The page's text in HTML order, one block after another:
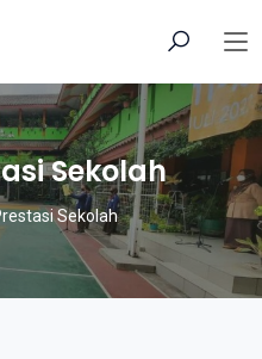
Sekolah
Sekolah